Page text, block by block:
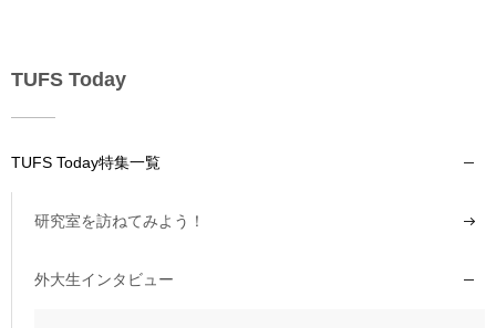
TUFS Today
TUFS Today特集一覧
研究室を訪ねてみよう！
外大生インタビュー